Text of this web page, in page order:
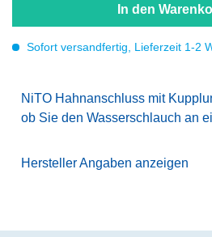
In den
Sofort versandfertig, Lieferzeit 1-2
NiTO Hahnanschluss mit
ob Sie den Wasserschlauch an
Hersteller Angaben anzeigen